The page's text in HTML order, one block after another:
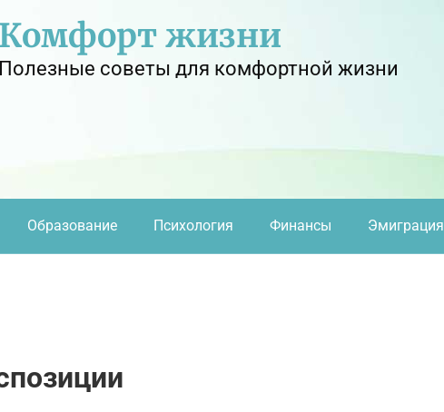
Комфорт жизни
Полезные советы для комфортной жизни
Образование Психология Финансы Эмиграция